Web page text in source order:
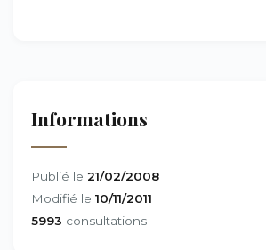
Informations
Publié le 21/02/2008
Modifié le 10/11/2011
5993 consultations